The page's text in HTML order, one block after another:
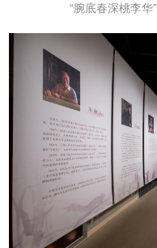
“腕底春深桃李华”